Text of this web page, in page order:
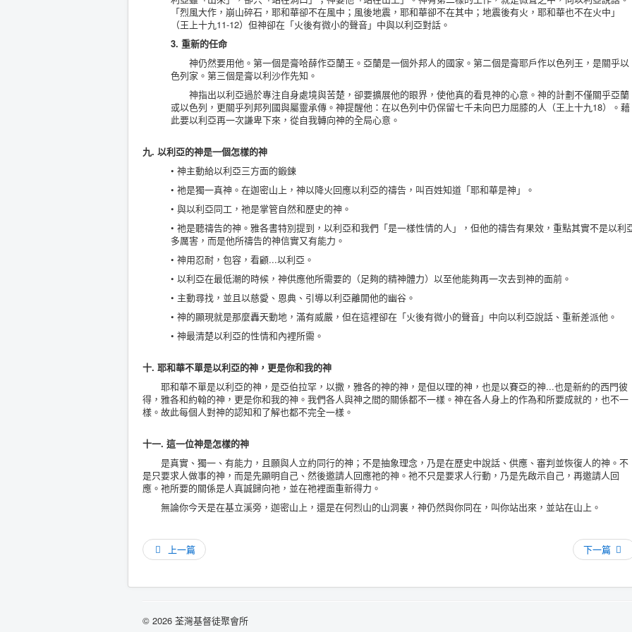
「烈風大作，崩山碎石，耶和華卻不在風中；風後地震，耶和華卻不在其中；地震後有火，耶和華也不在火中」
（王上十九11-12）但神卻在「火後有微小的聲音」中與以利亞對話。
3. 重新的任命
神仍然要用他。第一個是膏哈薛作亞蘭王。亞蘭是一個外邦人的國家。第二個是膏耶戶作以色列王，是關乎以
色列家。第三個是膏以利沙作先知。
神指出以利亞過於專注自身處境與苦楚，卻要擴展他的眼界，使他真的看見神的心意。神的計劃不僅關乎亞蘭
或以色列，更關乎列邦列國與屬靈承傳。神提醒他：在以色列中仍保留七千未向巴力屈膝的人（王上十九18）。藉
此要以利亞再一次謙卑下來，從自我轉向神的全局心意。
九. 以利亞的神是一個怎樣的神
• 神主動給以利亞三方面的鍛鍊
• 祂是獨一真神。在迦密山上，神以降火回應以利亞的禱告，叫百姓知道「耶和華是神」。
• 與以利亞同工，祂是掌管自然和歷史的神。
• 祂是聽禱告的神。雅各書特別提到，以利亞和我們「是一樣性情的人」，但他的禱告有果效，重點其實不是以利
多厲害，而是他所禱告的神信實又有能力。
• 神用忍耐，包容，看顧...以利亞。
• 以利亞在最低潮的時候，神供應他所需要的（足夠的精神體力）以至他能夠再一次去到神的面前。
• 主動尋找，並且以慈愛、恩典、引導以利亞離開他的幽谷。
• 神的顯現就是那麼轟天動地，滿有威嚴，但在這裡卻在「火後有微小的聲音」中向以利亞說話、重新差派他。
• 神最清楚以利亞的性情和內裡所需。
十. 耶和華不單是以利亞的神，更是你和我的神
耶和華不單是以利亞的神，是亞伯拉罕，以撒，雅各的神的神，是但以理的神，也是以賽亞的神...也是新約的西門彼
得，雅各和約翰的神，更是你和我的神。我們各人與神之間的關係都不一樣。神在各人身上的作為和所要成就的，也不一
樣。故此每個人對神的認知和了解也都不完全一樣。
十一. 這一位神是怎樣的神
是真實、獨一、有能力，且願與人立約同行的神；不是抽象理念，乃是在歷史中說話、供應、審判並恢復人的神。不
是只要求人做事的神，而是先顯明自己、然後邀請人回應祂的神。祂不只是要求人行動，乃是先啟示自己，再邀請人回
應。祂所要的關係是人真誠歸向祂，並在祂裡面重新得力。
無論你今天是在基立溪旁，迦密山上，還是在何烈山的山洞裏，神仍然與你同在，叫你站出來，並站在山上。
上一篇 下一篇
© 2026 荃灣基督徒聚會所